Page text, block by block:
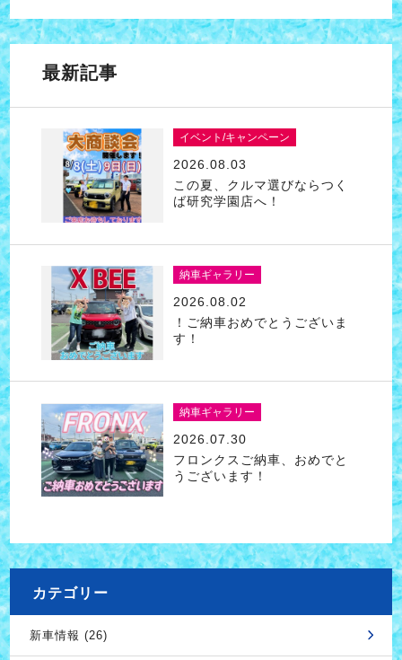
最新記事
イベント/キャンペーン
2026.08.03
この夏、クルマ選びならつく
ば研究学園店へ！
納車ギャラリー
2026.08.02
！ご納車おめでとうございま
す！
納車ギャラリー
2026.07.30
フロンクスご納車、おめでと
うございます！
カテゴリー
新車情報 (26)